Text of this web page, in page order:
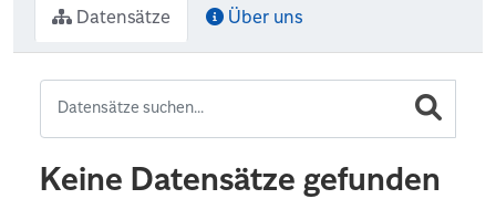
Datensätze Über uns
Keine Datensätze gefunden